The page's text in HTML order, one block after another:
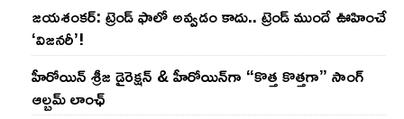
జయశంకర్: ట్రెండ్‌ ఫాలో అవ్వడం కాదు.. ట్రెండ్‌ ముందే ఊహించే
‘విజనరీ’!
హీరోయిన్ శ్రీజ డైరెక్ష‌న్ & హీరోయిన్‌గా “కొత్త కొత్తగా” సాంగ్
ఆల్బమ్ లాంఛ్